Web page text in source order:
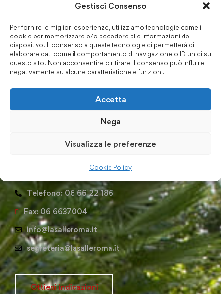
Gestisci Consenso
Per fornire le migliori esperienze, utilizziamo tecnologie come i
cookie per memorizzare e/o accedere alle informazioni del
dispositivo. Il consenso a queste tecnologie ci permetterà di
elaborare dati come il comportamento di navigazione o ID unici su
questo sito. Non acconsentire o ritirare il consenso può influire
negativamente su alcune caratteristiche e funzioni.
Accetta
Nega
Visualizza le preferenze
Cookie Policy
Telefono: 06 66 22 186
Fax: 06 6637004
info@lasalleroma.it
segreteria@lasalleroma.it
Ottieni indicazioni